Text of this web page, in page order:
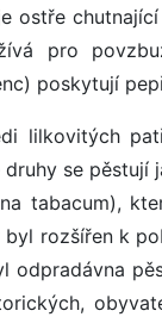
ostře
pro
poskytují
lilkovitých
druhy se pěstují
tabacum),
byl rozšířen k
odpradávna